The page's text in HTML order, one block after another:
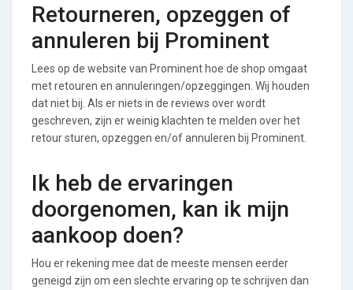
Retourneren, opzeggen of
annuleren bij Prominent
Lees op de website van Prominent hoe de shop omgaat
met retouren en annuleringen/opzeggingen. Wij houden
dat niet bij. Als er niets in de reviews over wordt
geschreven, zijn er weinig klachten te melden over het
retour sturen, opzeggen en/of annuleren bij Prominent.
Ik heb de ervaringen
doorgenomen, kan ik mijn
aankoop doen?
Hou er rekening mee dat de meeste mensen eerder
geneigd zijn om een slechte ervaring op te schrijven dan